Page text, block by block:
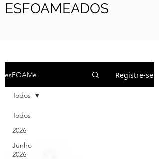
ESFOAMEADOS
esFOAMe Registre-se
Todos
2026
Junho
2026
Todos